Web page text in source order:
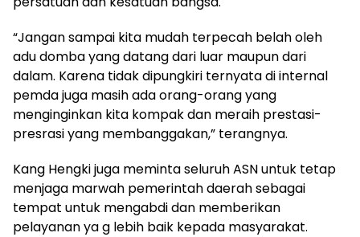
“Jangan sampai kita mudah terpecah belah oleh
adu domba yang datang dari luar maupun dari
dalam. Karena tidak dipungkiri ternyata di internal
pemda juga masih ada orang-orang yang
menginginkan kita kompak dan meraih prestasi-
presrasi yang membanggakan,” terangnya.
Kang Hengki juga meminta seluruh ASN untuk tetap
menjaga marwah pemerintah daerah sebagai
tempat untuk mengabdi dan memberikan
pelayanan ya g lebih baik kepada masyarakat.